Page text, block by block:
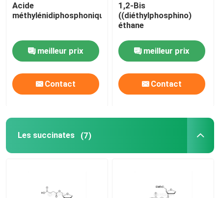
Réactifs de synthèse d'oligo
Système de livraison
Service personnalisé
Acide
méthylénidiphosphonique
meilleur prix
Contact
1,2-Bis
((diéthylphosphino)
éthane
meilleur prix
Contact
Les succinates (7)